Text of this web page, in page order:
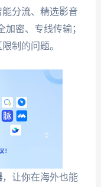
分流、精选影音
密、专线传输；
制的问题。
，让你在海外也能